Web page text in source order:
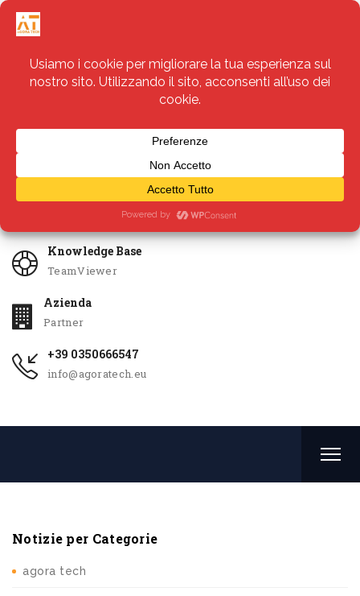
Servizi
Knowledge Base
TeamViewer
Azienda
Partner
+39 0350666547
info@agoratech.eu
Notizie per Categorie
agora tech